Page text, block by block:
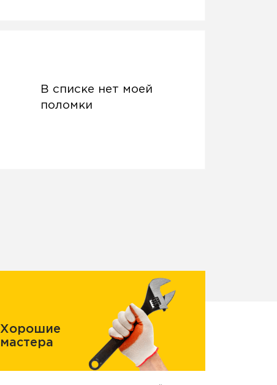
В списке нет моей
поломки
Хорошие
мастера